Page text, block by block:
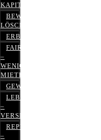
KAPITALMARKTRECHT
BEWERTUNGEN
LÖSCHEN
ERBRECHT
FAIRMIETEN
–
WENIGER
MIETE
GEWERBERECHT
LEBENSVERSICHERUNG
–
VERSICHERUNGSRECHT
REPUTATIONSRECHT
–